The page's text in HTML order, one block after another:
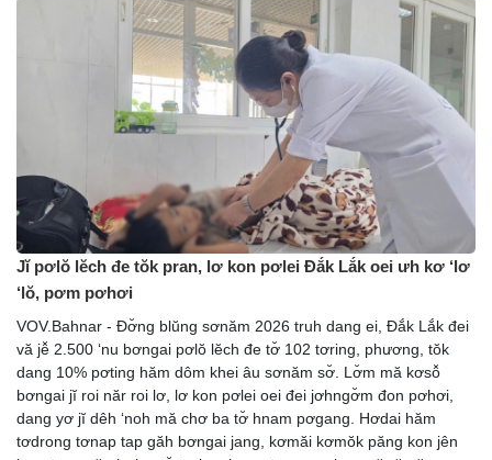
Jĭ pơlŏ lĕch đe tŏk pran, lơ kon pơlei Đắk Lắk oei ưh kơ ‘lơ
‘lŏ, pơm pơhơi
VOV.Bahnar - Đơ̆ng blŭng sơnăm 2026 truh dang ei, Đắk Lắk đei
vă jê̆ 2.500 ‘nu bơngai pơlŏ lĕch đe tơ̆ 102 tơring, phương, tŏk
dang 10% pơting hăm dôm khei âu sơnăm sơ̆. Lơ̆m mă kơsô̆
bơngai jĭ roi năr roi lơ, lơ kon pơlei oei đei jơhngơ̆m đon pơhơi,
dang yơ jĭ dêh ‘noh mă chơ ba tơ̆ hnam pơgang. Hơdai hăm
tơdrong tơnap tap găh bơngai jang, kơmăi kơmŏk păng kon jên